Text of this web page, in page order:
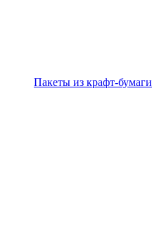
Пакеты из крафт-бумаги